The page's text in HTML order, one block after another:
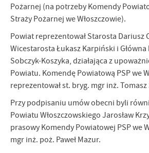
Pożarnej (na potrzeby Komendy
Straży Pożarnej we Włoszczowie).
Powiat reprezentował Starosta Dariusz
Wicestarosta Łukasz Karpiński i Główna
Sobczyk-Koszyka, działająca z
Powiatu. Komendę Powiatową PSP we
reprezentował st. bryg. mgr inż.
Przy podpisaniu umów obecni byli
Powiatu Włoszczowskiego Jarosław
prasowy Komendy Powiatowej PSP we
mgr inż. poż. Paweł Mazur.